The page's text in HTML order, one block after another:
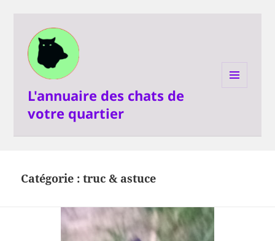
L'annuaire des chats de
votre quartier
Catégorie :truc & astuce